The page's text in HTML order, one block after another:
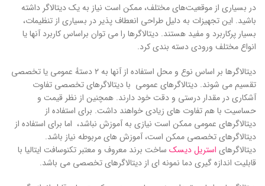
در بسیاری از موقعیت‌های مختلف، ممکن است نیاز به یک دیتالاگر داشته
باشید. این تجهیزات به دلیل طراحی انعطاف پذیر در بسیاری از تنظیمات،
بسیار پرکاربرد و مفید هستند. دیتالاگرها را می توان براساس کاربرد آنها یا
انواع مختلف ورودی دسته بندی کرد.
دیتالاگرها بر اساس نوع و محل استفاده از آنها به ۲ دستهٔ عمومی یا تخصصی
تقسیم می شوند. دیتالاگرهای عمومی با دیتالاگرهای تخصصی تفاوت
آشکاری در مقدار درستی و دقت خود دارند. همچنین از نظر قیمت و
حساسیت با هم تفاوت های زیادی خواهند داشت. برای استفاده از
دیتالاگرهای عمومی ممکن است نیازی به آموزش نباشد، اما برای استفاده از
دیتالاگرهای تخصصی ممکن است، آموزش های مربوطه نیاز باشد.
دیتالاگرهای استریل دیسک ساخت برند معروف و معتبر تکنوسافت ایتالیا با
قابلیت اندازه گیری دما نمونه ای از دیتالاگرهای تخصصی می باشد.